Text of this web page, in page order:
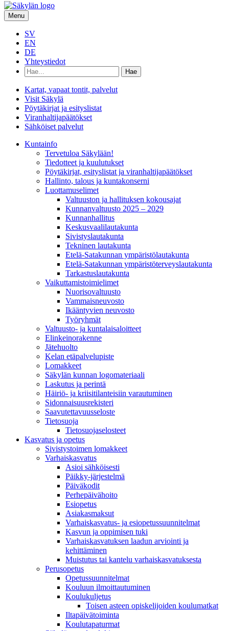
Menu
SV
EN
DE
Yhteystiedot
Hae
hakusanalla:
Kartat, vapaat tontit, palvelut
Visit Säkylä
Pöytäkirjat ja esityslistat
Viranhaltijapäätökset
Sähköiset palvelut
Kunta­info
Tervetuloa Säkylään!
Tiedotteet ja kuulutukset
Pöytäkirjat, esityslistat ja viranhaltijapäätökset
Hallinto, talous ja kuntakonserni
Luottamuselimet
Valtuuston ja hallituksen kokousajat
Kunnanvaltuusto 2025 – 2029
Kunnanhallitus
Keskusvaalilautakunta
Sivistyslautakunta
Tekninen lautakunta
Etelä-Satakunnan ympäristölautakunta
Etelä-Satakunnan ympäristöterveyslautakunta
Tarkastuslautakunta
Vaikuttamistoimielimet
Nuorisovaltuusto
Vammaisneuvosto
Ikääntyvien neuvosto
Työryhmät
Valtuusto- ja kuntalaisaloitteet
Elinkeinorakenne
Jätehuolto
Kelan etäpalvelupiste
Lomakkeet
Säkylän kunnan logomateriaali
Laskutus ja perintä
Häiriö- ja kriisitilanteisiin varautuminen
Sidonnaisuusrekisteri
Saavutettavuusseloste
Tietosuoja
Tietosuojaselosteet
Kasvatus ja opetus
Sivistystoimen lomakkeet
Varhaiskasvatus
Asioi sähköisesti
Päikky-järjestelmä
Päiväkodit
Perhepäivähoito
Esiopetus
Asiakasmaksut
Varhaiskasvatus- ja esiopetussuunnitelmat
Kasvun ja oppimisen tuki
Varhaiskasvatuksen laadun arviointi ja
kehittäminen
Muistutus tai kantelu varhaiskasvatuksesta
Perusopetus
Opetussuunnitelmat
Kouluun ilmoittautuminen
Koulukuljetus
Toisen asteen opiskelijoiden koulumatkat
Iltapäivätoiminta
Koulutapaturmat